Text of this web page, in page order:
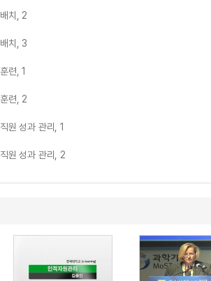
배치, 2
배치, 3
훈련, 1
훈련, 2
직원 성과 관리, 1
직원 성과 관리, 2